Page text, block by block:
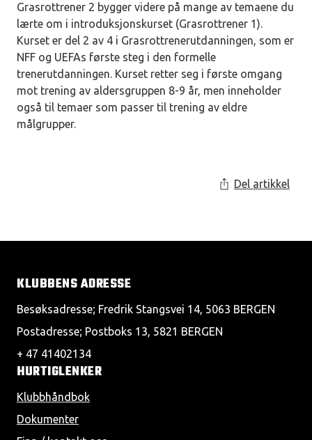
Grasrottrener 2 bygger videre på mange av temaene du
lærte om i introduksjonskurset (Grasrottrener 1).
Kurset er del 2 av 4 i Grasrottrenerutdanningen, som er
NFF og UEFAs første steg i den formelle
trenerutdanningen. Kurset retter seg i første omgang
mot trening av aldersgruppen 8-9 år, men inneholder
også til temaer som passer til trening av eldre
målgrupper.
Del artikkel
KLUBBENS ADRESSE
Besøksadresse; Fredrik Stangsvei 14, 5063 BERGEN
Postadresse; Postboks 13, 5821 BERGEN
+ 47 41402134
HURTIGLENKER
Klubbhåndbok
Dokumenter